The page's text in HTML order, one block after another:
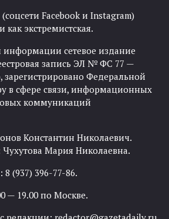
Facebook и Instagram)
как экстремистская.
информации сетевое издание
запись ЭЛ № ФС 77 —
зарегистрировано Федеральной
в сфере связи, информационных
коммуникаций
Константин Николаевич.
Мария Николаевна.
(937) 396-77-86.
— 19.00 по Москве.